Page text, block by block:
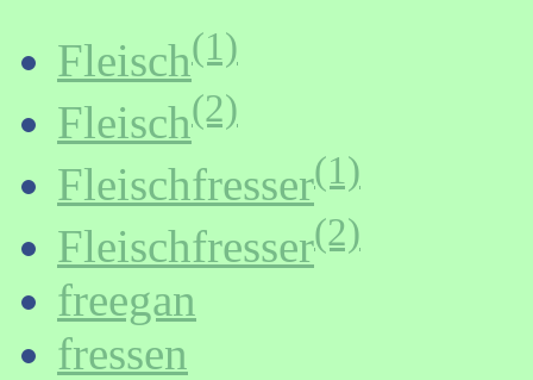
Fleisch(1)
Fleisch(2)
Fleischfresser(1)
Fleischfresser(2)
freegan
fressen